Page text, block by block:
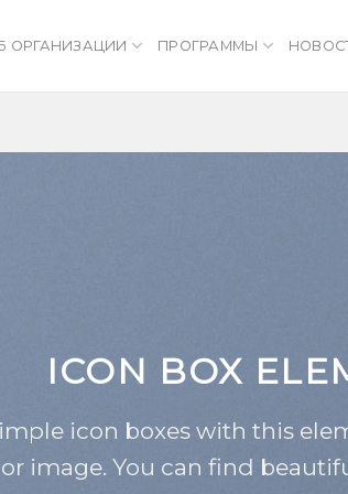
ОРГАНИЗАЦИИ ПРОГРАММЫ
ICON BOX
icon boxes with this
image. You can find